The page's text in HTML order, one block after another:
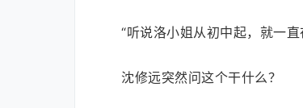
“听说洛小姐从初中起，就一
沈修远突然问这个干什么？